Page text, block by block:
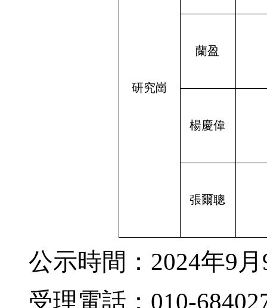
研究崗
蘭盈
楊慶偉
張爾聰
公示時間： 2024年9月
受理電話： 010-